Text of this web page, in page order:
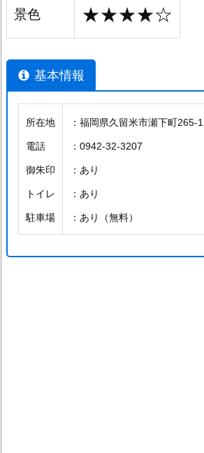
景色 ★★★★☆
基本情報
所在地
電話
御朱印
トイレ
駐車場
：福岡県久留米市瀬下町265-1
：0942-32-3207
：あり
：あり
：あり（無料）